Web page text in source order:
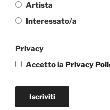
Artista
Interessato/a
Privacy
Accetto la Privacy
Iscriviti